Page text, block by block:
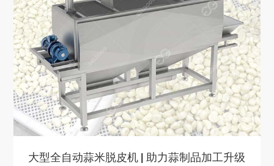
大型全自动蒜米脱皮机 | 助力蒜制品加工升级